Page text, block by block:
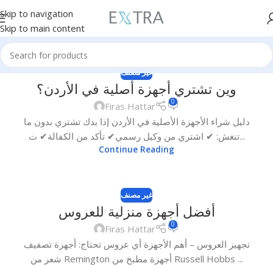
Skip to navigation
Skip to main content
غير مصنف
وين تشتري أجهزة أصلية في الأردن؟
Firas Hattar 0
دليل شراء الأجهزة الأصلية في الأردن إذا بدك تشتري بدون ما
تنغش: ✔ اشتري من وكيل رسمي✔ تأكد من الكفالة✔ ت...
Continue Reading
غير مصنف
أفضل أجهزة منزلية للعروس
Firas Hattar 0
تجهيز العروس – أهم الأجهزة أي عروس تحتاج: أجهزة تصفيف
شعر من Remington أجهزة مطبخ من Russell Hobbs ...